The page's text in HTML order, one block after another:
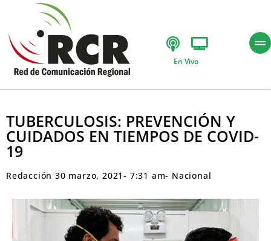
En Vivo
TUBERCULOSIS: PREVENCIÓN Y
CUIDADOS EN TIEMPOS DE COVID-
19
Redacción 30 marzo, 2021- 7:31 am- Nacional